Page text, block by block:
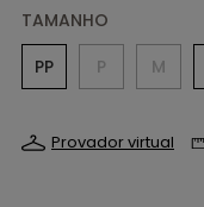
TAMANHO
PP
P M
Provador virtual